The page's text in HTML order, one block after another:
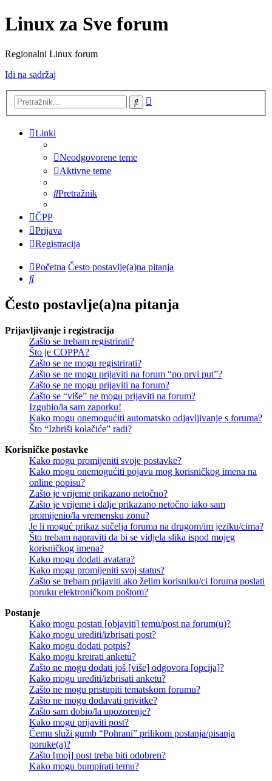
Linux za Sve forum
Regionalni Linux forum
Idi na sadržaj
Pretražnik
Linki
Neodgovorene teme
Aktivne teme
Pretražnik
ČPP
Prijava
Registracija
Početna Često postavlje(a)na pitanja
Pretražnik
Često postavlje(a)na pitanja
Prijavljivanje i registracija
Zašto se trebam registrirati?
Što je COPPA?
Zašto se ne mogu registrirati?
Zašto se ne mogu prijaviti na forum “po prvi put”?
Zašto se ne mogu prijaviti na forum?
Zašto se “više” ne mogu prijaviti na forum?
Izgubio/la sam zaporku!
Kako mogu onemogućiti automatsko odjavljivanje s foruma?
Što “Izbriši kolačiće” radi?
Korisničke postavke
Kako mogu promijeniti svoje postavke?
Kako mogu onemogućiti pojavu mog korisničkog imena na
online popisu?
Zašto je vrijeme prikazano netočno?
Zašto je vrijeme i dalje prikazano netočno iako sam
promijenio/la vremensku zonu?
Je li moguć prikaz sučelja foruma na drugom/im jeziku/cima?
Što trebam napraviti da bi se vidjela slika ispod mojeg
korisničkog imena?
Kako mogu dodati avatara?
Kako mogu promijeniti svoj status?
Zašto se trebam prijaviti ako želim korisniku/ci foruma poslati
poruku elektroničkom poštom?
Postanje
Kako mogu postati [objaviti] temu/post na forum(u)?
Kako mogu urediti/izbrisati post?
Kako mogu dodati potpis?
Kako mogu kreirati anketu?
Zašto ne mogu dodati još [više] odgovora [opcija]?
Kako mogu urediti/izbrisati anketu?
Zašto ne mogu pristupiti tematskom forumu?
Zašto ne mogu dodavati privitke?
Zašto sam dobio/la upozorenje?
Kako mogu prijaviti post?
Čemu služi gumb “Pohrani” prilikom postanja/pisanja
poruke(a)?
Zašto [moj] post treba biti odobren?
Kako mogu bumpirati temu?